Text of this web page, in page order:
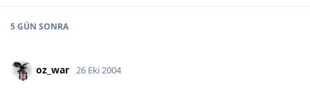
5 GÜN SONRA
oz_war 26 Eki 2004